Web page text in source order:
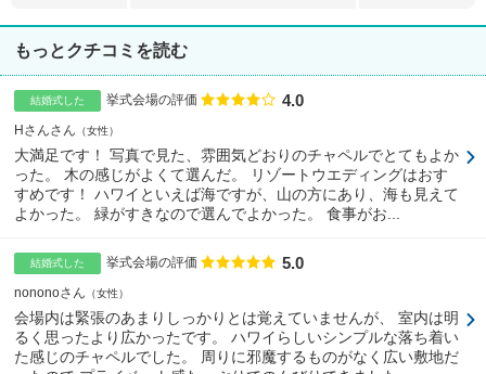
もっとクチコミを読む
結婚式した 挙式会場の評価 点数
4.0
Hさんさん 女性
大満足です！ 写真で見た、雰囲気どおりのチャペルでとてもよか
った。 木の感じがよくて選んだ。 リゾートウエディングはおす
すめです！ ハワイといえば海ですが、山の方にあり、海も見えて
よかった。 緑がすきなので選んでよかった。 食事がお...
結婚式した 挙式会場の評価 点数
5.0
nononoさん 女性
会場内は緊張のあまりしっかりとは覚えていませんが、 室内は明
るく思ったより広かったです。 ハワイらしいシンプルな落ち着い
た感じのチャペルでした。 周りに邪魔するものがなく広い敷地だ